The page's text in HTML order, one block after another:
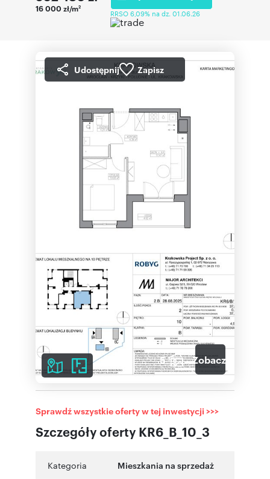
16 000 zł/m2
RRSO 6,09% na dz. 01.06.26
Udostępnij Zapisz
5 Zobacz galerię
Szczegóły oferty KR6_B_10_3
Sprawdź wszystkie oferty w tej inwestycji >>>
Kategoria Mieszkania na sprzedaż